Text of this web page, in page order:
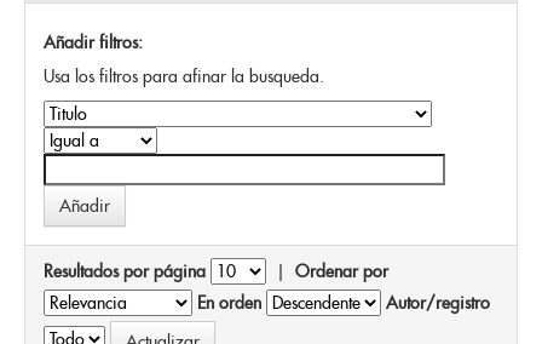
Añadir filtros:
Usa los filtros para afinar la busqueda.
Resultados por página | Ordenar por
En orden
Autor/registro